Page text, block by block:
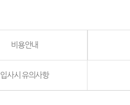
비용안내
입사시 유의사항